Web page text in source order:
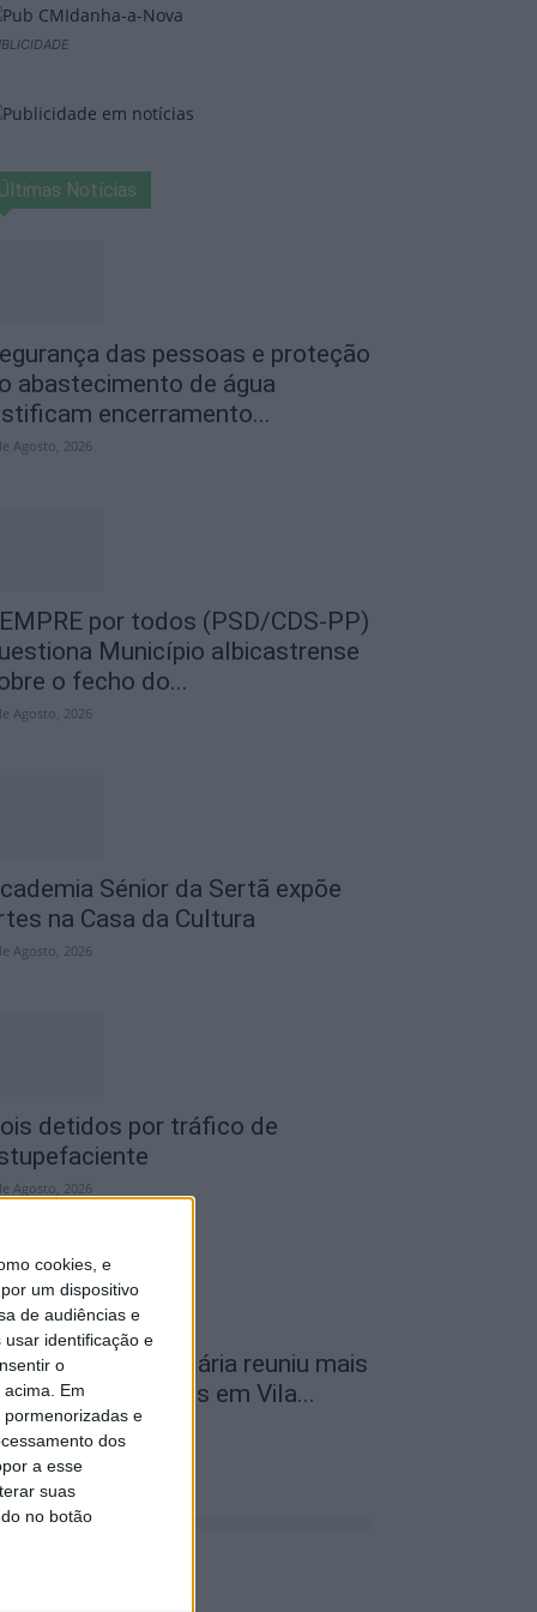
cookies, e
um dispositivo
de audiências e
identificação e
o
Em
e
dos
a esse
suas
no botão
Últimas Notícias
das pessoas e proteção
abastecimento de água
encerramento...
Agosto, 2026
por todos (PSD/CDS-PP)
Município albicastrense
o fecho do...
Agosto, 2026
Sénior da Sertã expõe
na Casa da Cultura
Agosto, 2026
detidos por tráfico de
Agosto, 2026
Neon Walk Solidária reuniu mais
300 participantes em Vila...
Agosto, 2026